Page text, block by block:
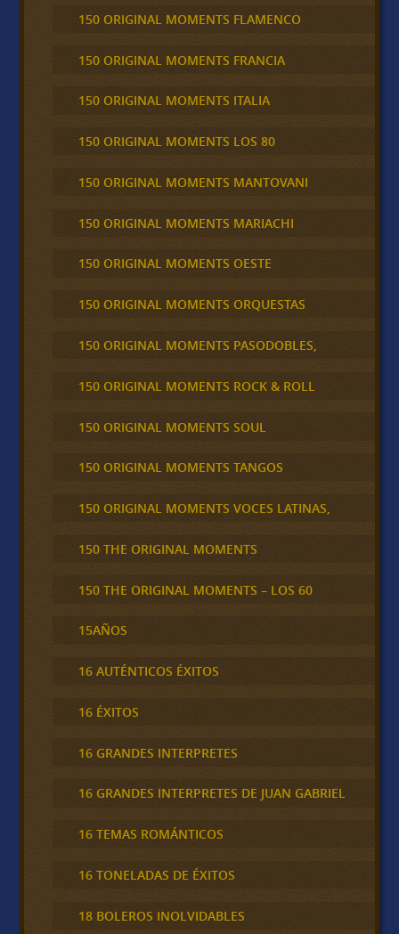
150 ORIGINAL MOMENTS FLAMENCO
150 ORIGINAL MOMENTS FRANCIA
150 ORIGINAL MOMENTS ITALIA
150 ORIGINAL MOMENTS LOS 80
150 ORIGINAL MOMENTS MANTOVANI
150 ORIGINAL MOMENTS MARIACHI
150 ORIGINAL MOMENTS OESTE
150 ORIGINAL MOMENTS ORQUESTAS
150 ORIGINAL MOMENTS PASODOBLES,
150 ORIGINAL MOMENTS ROCK & ROLL
150 ORIGINAL MOMENTS SOUL
150 ORIGINAL MOMENTS TANGOS
150 ORIGINAL MOMENTS VOCES LATINAS,
150 THE ORIGINAL MOMENTS
150 THE ORIGINAL MOMENTS – LOS 60
15AÑOS
16 AUTÉNTICOS ÉXITOS
16 ÉXITOS
16 GRANDES INTERPRETES
16 GRANDES INTERPRETES DE JUAN GABRIEL
16 TEMAS ROMÁNTICOS
16 TONELADAS DE ÉXITOS
18 BOLEROS INOLVIDABLES